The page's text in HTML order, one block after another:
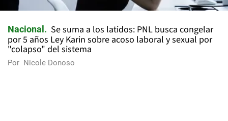
Nacional
Se suma a los latidos: PNL busca congelar
por 5 años Ley Karin sobre acoso laboral y sexual por
"colapso" del sistema
Por Nicole Donoso